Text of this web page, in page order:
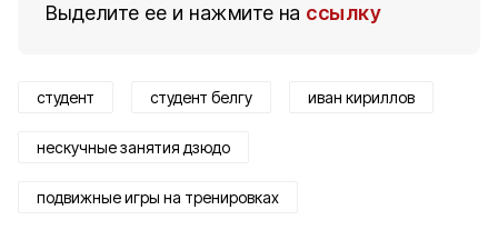
Выделите ее и нажмите на ссылку
студент студент белгу иван кириллов
нескучные занятия дзюдо
подвижные игры на тренировках